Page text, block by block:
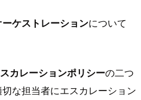
ケストレーションについて
カレーションポリシーの二つ
な担当者にエスカレーション